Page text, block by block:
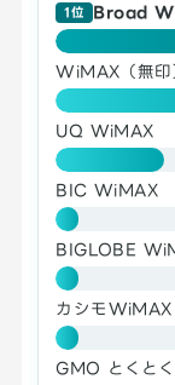
1位 Broad
WiMAX（無印
UQ WiMAX
BIC WiMAX
BIGLOBE
カシモWiMAX
GMO とくと